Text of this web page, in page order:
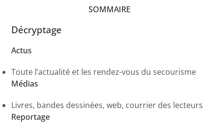
SOMMAIRE
Décryptage
Actus
Toute l’actualité et les rendez-vous du secourisme
Médias
Livres, bandes dessinées, web, courrier des lecteurs
Reportage